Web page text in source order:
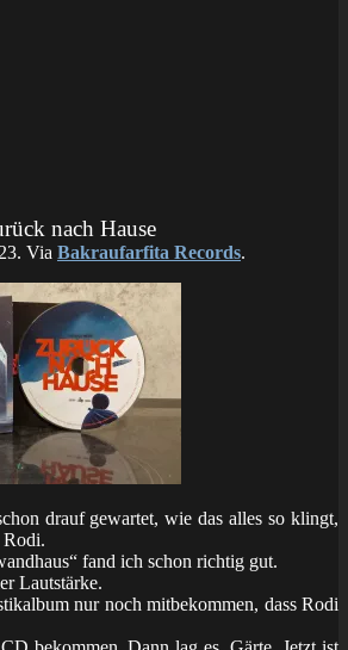
nach Hause
Via Bakraufarfita Records.
drauf gewartet, wie das alles so klingt,
Rodi.
fand ich schon richtig gut.
Lautstärke.
nur noch mitbekommen, dass Rodi